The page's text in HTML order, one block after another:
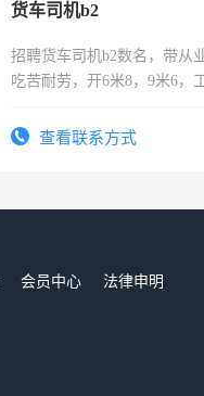
货车司机b2
招聘货车司机b2数名，带从
吃苦耐劳，开6米8，9米6，
查看联系方式
会员中心
法律申明